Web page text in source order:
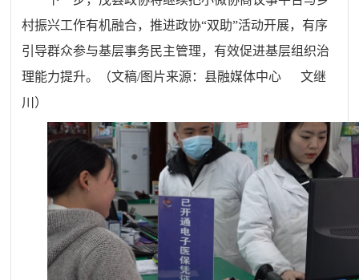
村振兴工作有机融合，推进政协“双助”活动开展，有序
引导群众参与基层事务民主管理，有效促进基层组织治
理能力提升。（文稿/图片来源：县融媒体中心 文继
川）